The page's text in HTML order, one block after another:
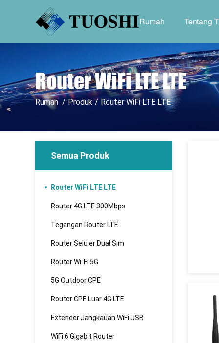
Rumah Tentang
Router WiFi LTE LTE
Rumah / Produk / Router WiFi LTE LTE
Semua Produk
Router WiFi LTE LTE
Router 4G LTE 300Mbps
Tegangan Router LTE
Router Seluler Dual Sim
Router Wi-Fi 5G
5G Outdoor CPE
Router CPE Luar 4G LTE
Extender Jangkauan WiFi USB
WiFi 6 Gigabit Router